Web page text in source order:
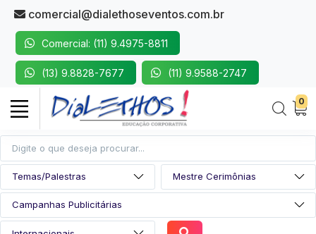
comercial@dialethoseventos.com.br
Comercial: (11) 9.4975-8811
(13) 9.8828-7677 (11) 9.9588-2747
0